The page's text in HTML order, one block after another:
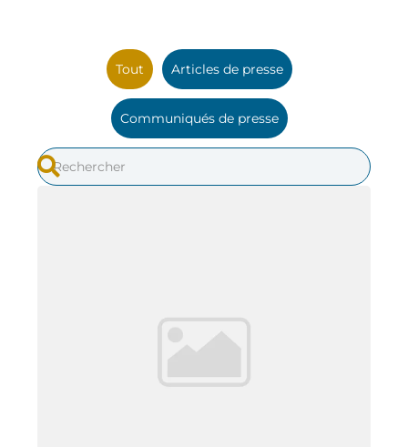
Tout Articles de presse
Communiqués de presse